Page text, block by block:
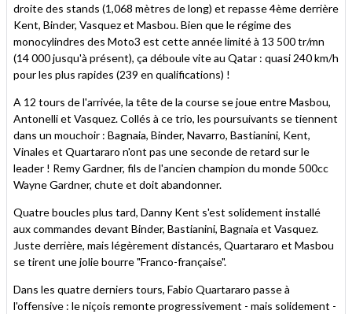
droite des stands (1,068 mètres de long) et repasse 4ème derrière
Kent, Binder, Vasquez et Masbou. Bien que le régime des
monocylindres des Moto3 est cette année limité à 13 500 tr/mn
(14 000 jusqu'à présent), ça déboule vite au Qatar : quasi 240 km/h
pour les plus rapides (239 en qualifications) !
A 12 tours de l'arrivée, la tête de la course se joue entre Masbou,
Antonelli et Vasquez. Collés à ce trio, les poursuivants se tiennent
dans un mouchoir : Bagnaia, Binder, Navarro, Bastianini, Kent,
Vinales et Quartararo n'ont pas une seconde de retard sur le
leader ! Remy Gardner, fils de l'ancien champion du monde 500cc
Wayne Gardner, chute et doit abandonner.
Quatre boucles plus tard, Danny Kent s'est solidement installé
aux commandes devant Binder, Bastianini, Bagnaia et Vasquez.
Juste derrière, mais légèrement distancés, Quartararo et Masbou
se tirent une jolie bourre "Franco-française".
Dans les quatre derniers tours, Fabio Quartararo passe à
l'offensive : le niçois remonte progressivement - mais solidement -